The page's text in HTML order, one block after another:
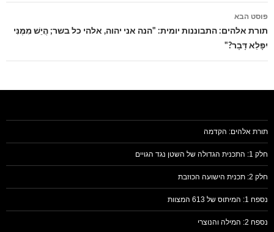
פוסט הבא
תורת אלהים: התבוננות יומית: "הנה אני יהוה, אלהי כל בשר; הֲיֵשׁ מִמֶּנִּי
יִפָּלֵא דָּבָר?"
תורת אלהים: הקדמה
חלק 1: התכנית הגדולה של השטן נגד הגויים
חלק 2: תכנית הישועה הכוזבת
נספח 1: המיתוס של 613 המצוות
נספח 2: המילה והנוצרי